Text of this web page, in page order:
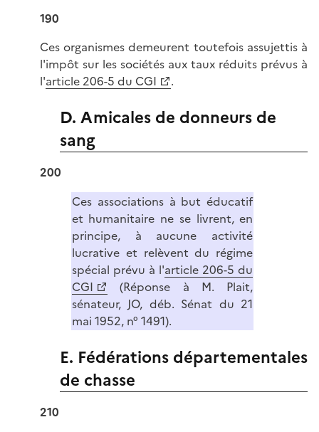
190
Ces organismes demeurent toutefois assujettis à
l'impôt sur les sociétés aux taux réduits prévus à
l'article 206-5 du CGI .
D. Amicales de donneurs de
sang
200
Ces associations à but éducatif
et humanitaire ne se livrent, en
principe, à aucune activité
lucrative et relèvent du régime
spécial prévu à l'article 206-5 du
CGI
(Réponse à M. Plait,
sénateur, JO, déb. Sénat du 21
mai 1952, n° 1491).
E. Fédérations départementales
de chasse
210